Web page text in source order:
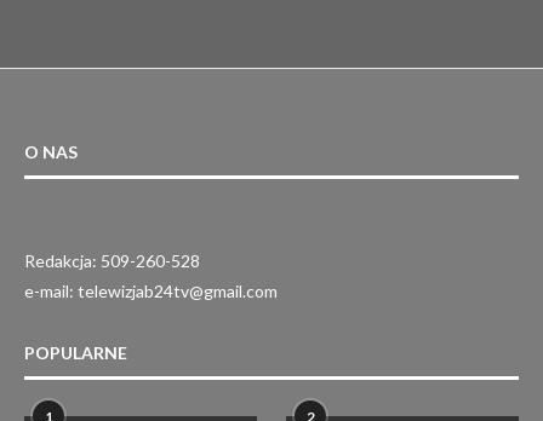
O NAS
Redakcja: 509-260-528
e-mail: telewizjab24tv@gmail.com
POPULARNE
1 2